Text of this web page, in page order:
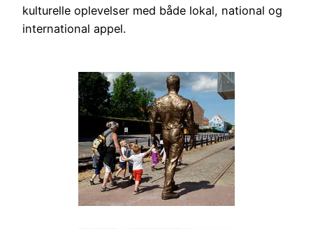
kulturelle oplevelser med både lokal, national og
international appel.